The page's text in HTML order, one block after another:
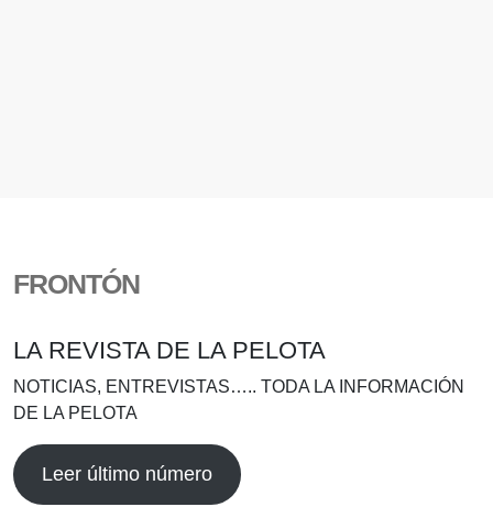
FRONTÓN
LA REVISTA DE LA PELOTA
NOTICIAS, ENTREVISTAS….. TODA LA INFORMACIÓN
DE LA PELOTA
Leer último número